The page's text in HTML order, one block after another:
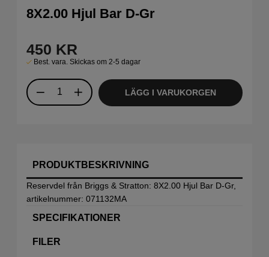
8X2.00 Hjul Bar D-Gr
450 KR
Best. vara. Skickas om 2-5 dagar
LÄGG I VARUKORGEN
PRODUKTBESKRIVNING
Reservdel från Briggs & Stratton: 8X2.00 Hjul Bar D-Gr,
artikelnummer: 071132MA
SPECIFIKATIONER
FILER